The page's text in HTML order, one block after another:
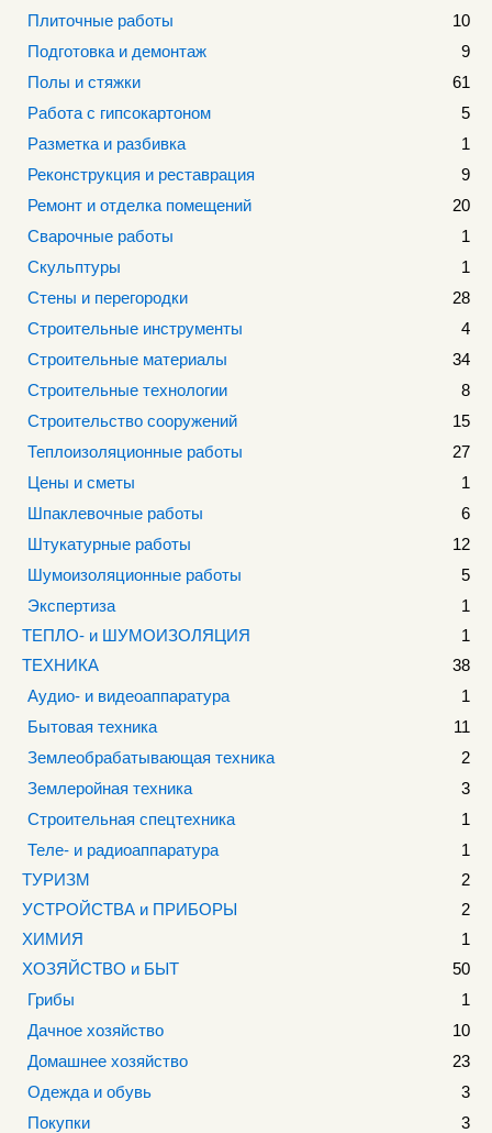
Плиточные работы
10
Подготовка и демонтаж
9
Полы и стяжки
61
Работа с гипсокартоном
5
Разметка и разбивка
1
Реконструкция и реставрация
9
Ремонт и отделка помещений
20
Сварочные работы
1
Скульптуры
1
Стены и перегородки
28
Строительные инструменты
4
Строительные материалы
34
Строительные технологии
8
Строительство сооружений
15
Теплоизоляционные работы
27
Цены и сметы
1
Шпаклевочные работы
6
Штукатурные работы
12
Шумоизоляционные работы
5
Экспертиза
1
ТЕПЛО- и ШУМОИЗОЛЯЦИЯ
1
ТЕХНИКА
38
Аудио- и видеоаппаратура
1
Бытовая техника
11
Землеобрабатывающая техника
2
Землеройная техника
3
Строительная спецтехника
1
Теле- и радиоаппаратура
1
ТУРИЗМ
2
УСТРОЙСТВА и ПРИБОРЫ
2
ХИМИЯ
1
ХОЗЯЙСТВО и БЫТ
50
Грибы
1
Дачное хозяйство
10
Домашнее хозяйство
23
Одежда и обувь
3
Покупки
3